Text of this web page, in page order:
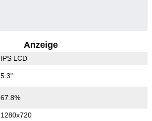
Anzeige
IPS LCD
5.3"
67.8%
1280x720